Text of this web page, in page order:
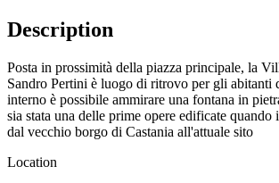
Description
Posta in prossimità della piazza principale, la
Sandro Pertini è luogo di ritrovo per gli abitanti
interno è possibile ammirare una fontana in
sia stata una delle prime opere edificate quando
dal vecchio borgo di Castania all'attuale sito
Location